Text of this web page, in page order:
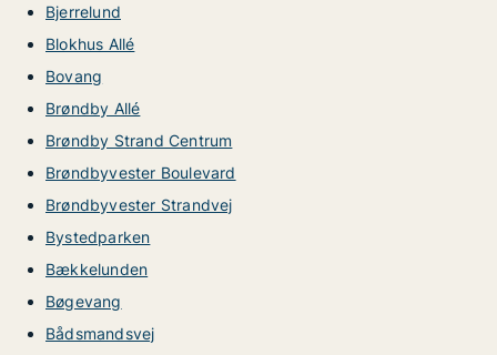
Bjerrelund
Blokhus Allé
Bovang
Brøndby Allé
Brøndby Strand Centrum
Brøndbyvester Boulevard
Brøndbyvester Strandvej
Bystedparken
Bækkelunden
Bøgevang
Bådsmandsvej